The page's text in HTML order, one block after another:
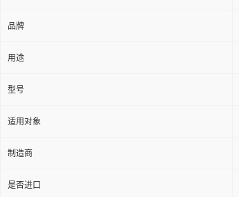
品牌
用途
型号
适用对象
制造商
是否进口